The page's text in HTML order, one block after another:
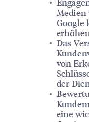
Medien
Google
Das
von
der
eine